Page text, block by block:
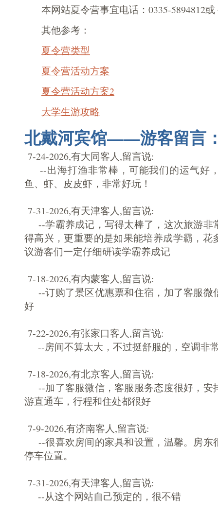
本网站夏令营事宜电话：0335-5894812
其他参考：
夏令营类型
夏令营活动方案
夏令营活动方案2
大学生游攻略
北戴河宾馆——游客留言
7-24-2026,有大同客人,留言说:
--出海打渔非常棒，可能我们的运气好
鱼、虾、皮皮虾，非常好玩！
7-31-2026,有天津客人,留言说:
--学霸养成记，写得太棒了，这次旅游非
得高兴，更重要的是如果能培养成学霸，花
议游客们一定仔细研读学霸养成记
7-18-2026,有内蒙客人,留言说:
--订购了景区优惠票和住宿，加了客服微
好
7-22-2026,有张家口客人,留言说:
--房间不算太大，不过挺舒服的，空调非
7-18-2026,有北京客人,留言说:
--加了客服微信，客服服务态度很好，安
游直通车，行程和住处都很好
7-9-2026,有济南客人,留言说:
--很喜欢房间的家具和设置，温馨。房东
停车位置。
7-31-2026,有天津客人,留言说:
--从这个网站自己预定的，很不错